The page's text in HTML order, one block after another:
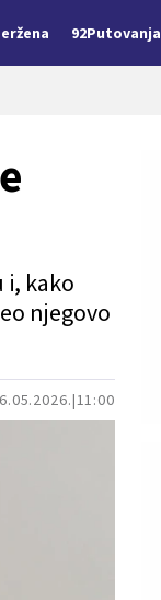
92Putovanja
11:00
i, kako
njegovo